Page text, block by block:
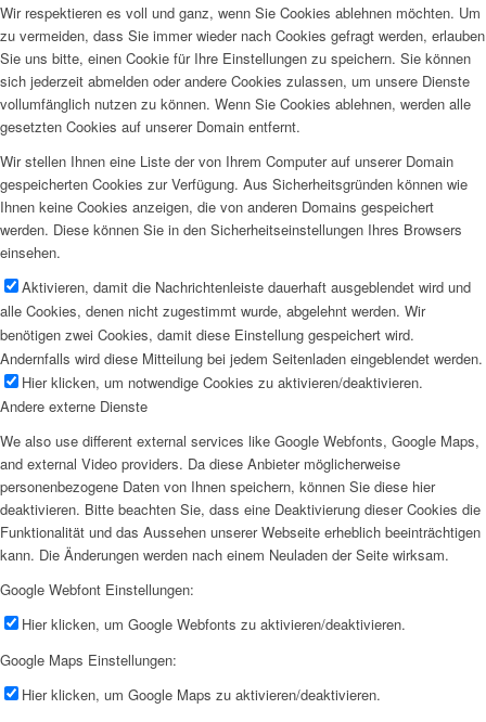
Wir respektieren es voll und ganz, wenn Sie Cookies ablehnen möchten. Um
zu vermeiden, dass Sie immer wieder nach Cookies gefragt werden, erlauben
Sie uns bitte, einen Cookie für Ihre Einstellungen zu speichern. Sie können
sich jederzeit abmelden oder andere Cookies zulassen, um unsere Dienste
vollumfänglich nutzen zu können. Wenn Sie Cookies ablehnen, werden alle
gesetzten Cookies auf unserer Domain entfernt.
Wir stellen Ihnen eine Liste der von Ihrem Computer auf unserer Domain
gespeicherten Cookies zur Verfügung. Aus Sicherheitsgründen können wie
Ihnen keine Cookies anzeigen, die von anderen Domains gespeichert
werden. Diese können Sie in den Sicherheitseinstellungen Ihres Browsers
einsehen.
Aktivieren, damit die Nachrichtenleiste dauerhaft ausgeblendet wird und
alle Cookies, denen nicht zugestimmt wurde, abgelehnt werden. Wir
benötigen zwei Cookies, damit diese Einstellung gespeichert wird.
Andernfalls wird diese Mitteilung bei jedem Seitenladen eingeblendet werden.
Hier klicken, um notwendige Cookies zu aktivieren/deaktivieren.
Andere externe Dienste
We also use different external services like Google Webfonts, Google Maps,
and external Video providers. Da diese Anbieter möglicherweise
personenbezogene Daten von Ihnen speichern, können Sie diese hier
deaktivieren. Bitte beachten Sie, dass eine Deaktivierung dieser Cookies die
Funktionalität und das Aussehen unserer Webseite erheblich beeinträchtigen
kann. Die Änderungen werden nach einem Neuladen der Seite wirksam.
Google Webfont Einstellungen:
Hier klicken, um Google Webfonts zu aktivieren/deaktivieren.
Google Maps Einstellungen:
Hier klicken, um Google Maps zu aktivieren/deaktivieren.